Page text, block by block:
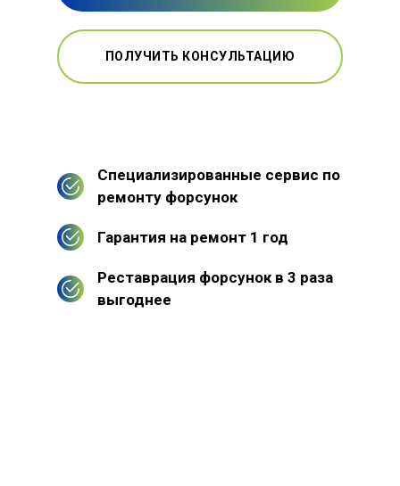
ПОЛУЧИТЬ КОНСУЛЬТАЦИЮ
Специализированные сервис по
ремонту форсунок
Гарантия на ремонт 1 год
Реставрация форсунок в 3 раза
выгоднее